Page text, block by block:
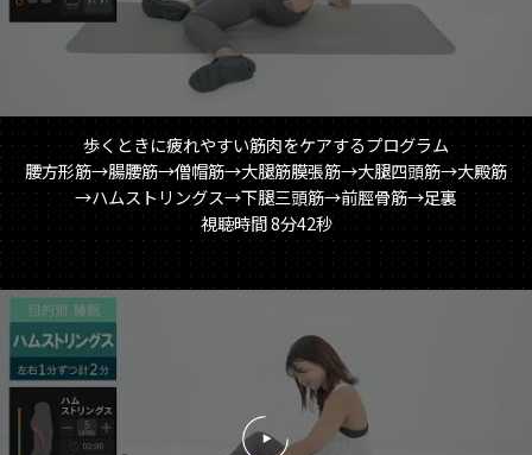
歩くときに疲れやすい筋肉をケアするプログラム
腰方形筋→腸腰筋→僧帽筋→大腿筋膜張筋→大腿四頭筋→大殿筋
→ハムストリングス→下腿三頭筋→前脛骨筋→足裏
視聴時間 8分42秒
再
生
す
る